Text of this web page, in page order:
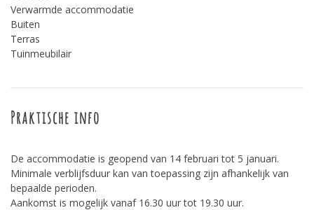
Verwarmde accommodatie
Buiten
Terras
Tuinmeubilair
Praktische info
De accommodatie is geopend van 14 februari tot 5 januari.
Minimale verblijfsduur kan van toepassing zijn afhankelijk van
bepaalde perioden.
Aankomst is mogelijk vanaf 16.30 uur tot 19.30 uur.